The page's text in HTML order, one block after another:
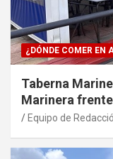
¿DÓNDE COMER EN
Taberna
Marinera
Equipo de